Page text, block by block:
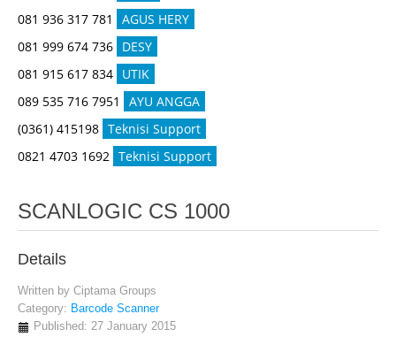
081 936 317 781
AGUS HERY
081 999 674 736 DESY
081 915 617 834 UTIK
089 535 716 7951
AYU ANGGA
(0361) 415198 Teknisi Support
0821 4703 1692 Teknisi Support
SCANLOGIC CS 1000
Details
Written by Ciptama Groups
Category: Barcode Scanner
Published: 27 January 2015